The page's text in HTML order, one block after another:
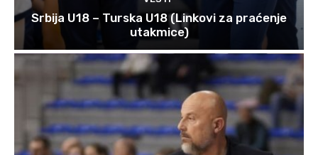
Srbija U18 – Turska U18 (Linkovi za praćenje
utakmice)